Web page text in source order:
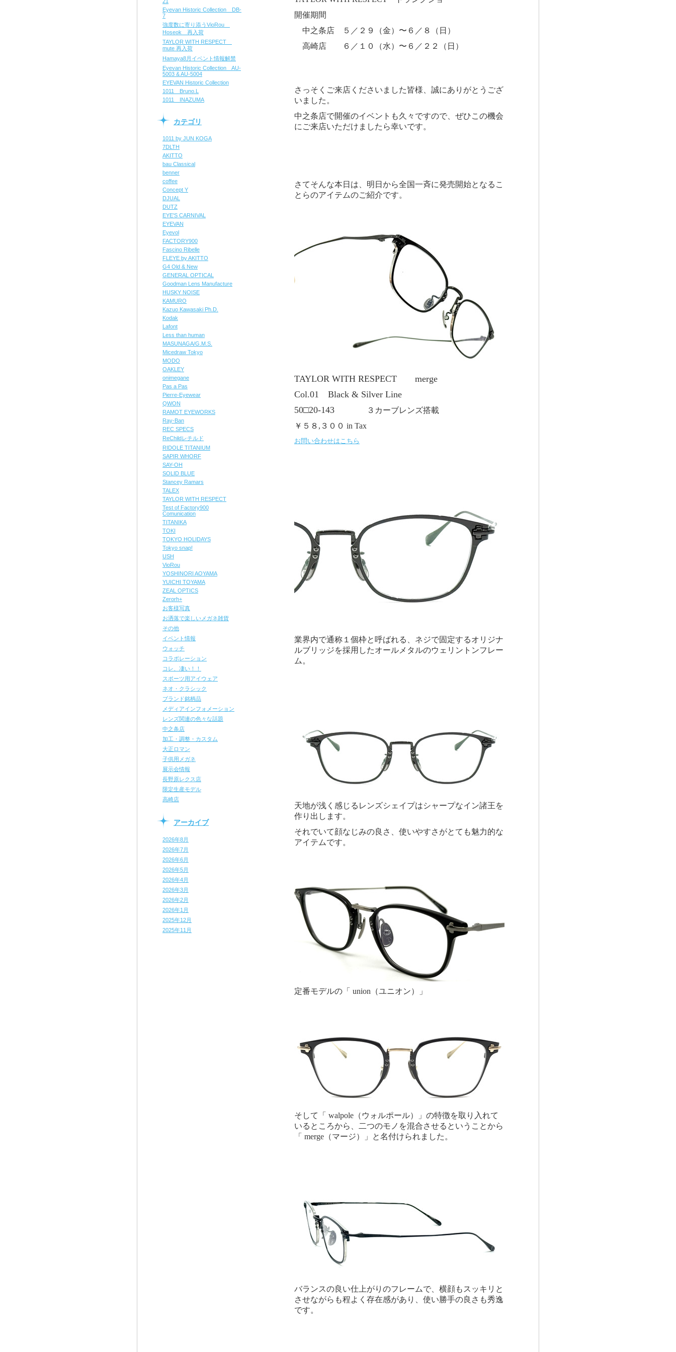
Eyevan Historic Collection DB-
7
強度数に寄り添うVioRou
Hoseok 再入荷
TAYLOR WITH RESPECT
mute 再入荷
Hamaya8月イベント情報解禁
Eyevan Historic Collection AU-
5003 & AU-5004
EYEVAN Historic Collection
1011 Bruno.L
1011 INAZUMA
カテゴリ
1011 by JUN KOGA
7DLTH
AKITTO
bau Classical
benner
coffee
Concept Y
DJUAL
DUTZ
EYE'S CARNIVAL
EYEVAN
Eyevol
FACTORY900
Fascino Ribelle
FLEYE by AKITTO
G4 Old & New
GENERAL OPTICAL
Goodman Lens Manufacture
HUSKY NOISE
KAMURO
Kazuo Kawasaki Ph.D.
Kodak
Lafont
Less than human
MASUNAGA/G.M.S.
Micedraw Tokyo
MODO
OAKLEY
onimegane
Pas a Pas
Pierre-Eyewear
QWON
RAMOT EYEWORKS
Ray-Ban
REC SPECS
ReChildレチルド
RIDOLE TITANIUM
SAPIR WHORF
SAY-OH
SOLID BLUE
Stancey Ramars
TALEX
TAYLOR WITH RESPECT
Test of Factory900
Comunication
TITANIKA
TOKI
TOKYO HOLIDAYS
Tokyo snap!
USH
VioRou
YOSHINORI AOYAMA
YUICHI TOYAMA
ZEAL OPTICS
Zerorh+
お客様写真
お洒落で楽しいメガネ雑貨
その他
イベント情報
ウォッチ
コラボレーション
コレ、凄い！！
スポーツ用アイウェア
ネオ・クラシック
ブランド銘柄品
メディアインフォメーション
レンズ関連の色々な話題
中之条店
加工・調整・カスタム
大正ロマン
子供用メガネ
展示会情報
長野原レクス店
限定生産モデル
高崎店
アーカイブ
2026年8月
2026年7月
2026年6月
2026年5月
2026年4月
2026年3月
2026年2月
2026年1月
2025年12月
2025年11月
開催期間
中之条店 ５／２９（金）〜６／８（日）
高崎店 ６／１０（水）〜６／２２（日）
さっそくご来店くださいました皆様、誠にありがとうござ
いました。
中之条店で開催のイベントも久々ですので、ぜひこの機会
にご来店いただけましたら幸いです。
さてそんな本日は、明日から全国一斉に発売開始となるこ
とらのアイテムのご紹介です。
TAYLOR WITH RESPECT merge
Col.01 Black & Silver Line
50□20-143 ３カーブレンズ搭載
￥５８,３００ in Tax
お問い合わせはこちら
業界内で通称１個枠と呼ばれる、ネジで固定するオリジナ
ルブリッジを採用したオールメタルのウェリントンフレー
ム。
天地が浅く感じるレンズシェイプはシャープなイン諸王を
作り出します。
それでいて顔なじみの良さ、使いやすさがとても魅力的な
アイテムです。
定番モデルの「 union（ユニオン）」
そして「 walpole（ウォルポール）」の特徴を取り入れて
いるところから、二つのモノを混合させるということから
「 merge（マージ）」と名付けられました。
バランスの良い仕上がりのフレームで、横顔もスッキリと
させながらも程よく存在感があり、使い勝手の良さも秀逸
です。